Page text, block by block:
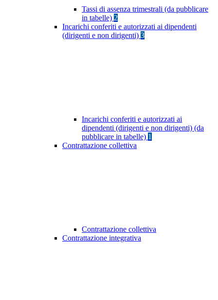
Tassi di assenza trimestrali (da pubblicare
in tabelle) 2
Incarichi conferiti e autorizzati ai dipendenti
(dirigenti e non dirigenti) 3
Incarichi conferiti e autorizzati ai
dipendenti (dirigenti e non dirigenti) (da
pubblicare in tabelle) 1
Contrattazione collettiva
Contrattazione collettiva
Contrattazione integrativa